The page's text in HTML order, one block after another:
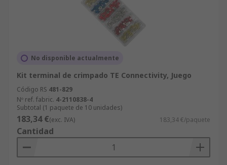
No disponible actualmente
Kit terminal de crimpado TE Connectivity, Juego
Código RS 481-829
Nº ref. fabric. 4-2110838-4
Subtotal (1 paquete de 10 unidades)
183,34 €(exc. IVA) 183,34 €/paquete
Cantidad